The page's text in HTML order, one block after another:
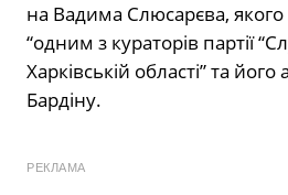
на Вадима Слюсарєва,
“одним з кураторів партії
Харківській області” та
Бардіну.
РЕКЛАМА